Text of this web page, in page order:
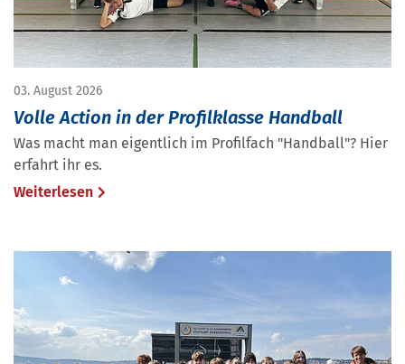
03. August 2026
Volle Action in der Profilklasse Handball
Was macht man eigentlich im Profilfach "Handball"? Hier
erfahrt ihr es.
Weiterlesen